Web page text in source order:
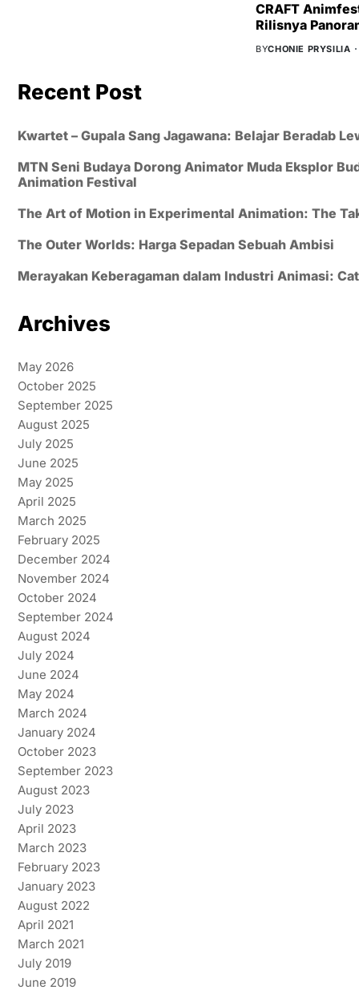
CRAFT
Rilisnya
BYCHONIE PRYSILIA
Recent Post
Kwartet – Gupala Sang Jagawana: Belajar Beradab
MTN Seni Budaya Dorong Animator Muda Eksplor
Animation Festival
The Art of Motion in Experimental Animation: The
The Outer Worlds: Harga Sepadan Sebuah Ambisi
Merayakan Keberagaman dalam Industri Animasi:
Archives
May 2026
October 2025
September 2025
August 2025
July 2025
June 2025
May 2025
April 2025
March 2025
February 2025
December 2024
November 2024
October 2024
September 2024
August 2024
July 2024
June 2024
May 2024
March 2024
January 2024
October 2023
September 2023
August 2023
July 2023
April 2023
March 2023
February 2023
January 2023
August 2022
April 2021
March 2021
July 2019
June 2019